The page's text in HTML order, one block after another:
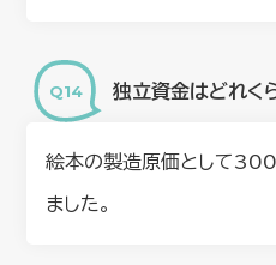
独立資金はどれく
絵本の製造原価として
ました。